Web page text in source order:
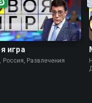
игра
Россия, Развлечения